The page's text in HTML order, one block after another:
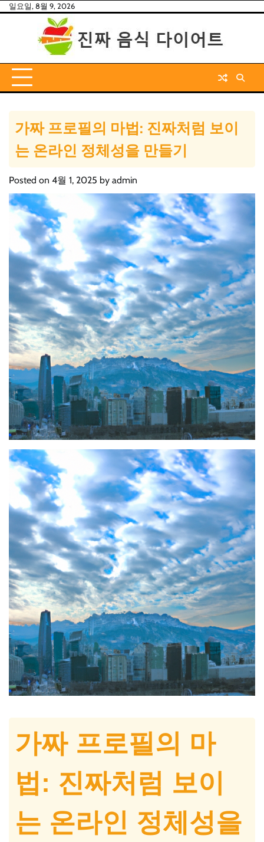
Skip일요일, 8월 9, 2026
가짜 프로필의 마법: 진짜처럼 보이
는 온라인 정체성을 만들기
Posted on 4월 1, 2025 by admin
가짜 프로필의 마
법: 진짜처럼 보이
는 온라인 정체성을